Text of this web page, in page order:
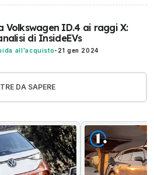
Volkswagen ID.4 ai raggi X:
di InsideEVs
all'acquisto- 21 gen 2024
DA SAPERE